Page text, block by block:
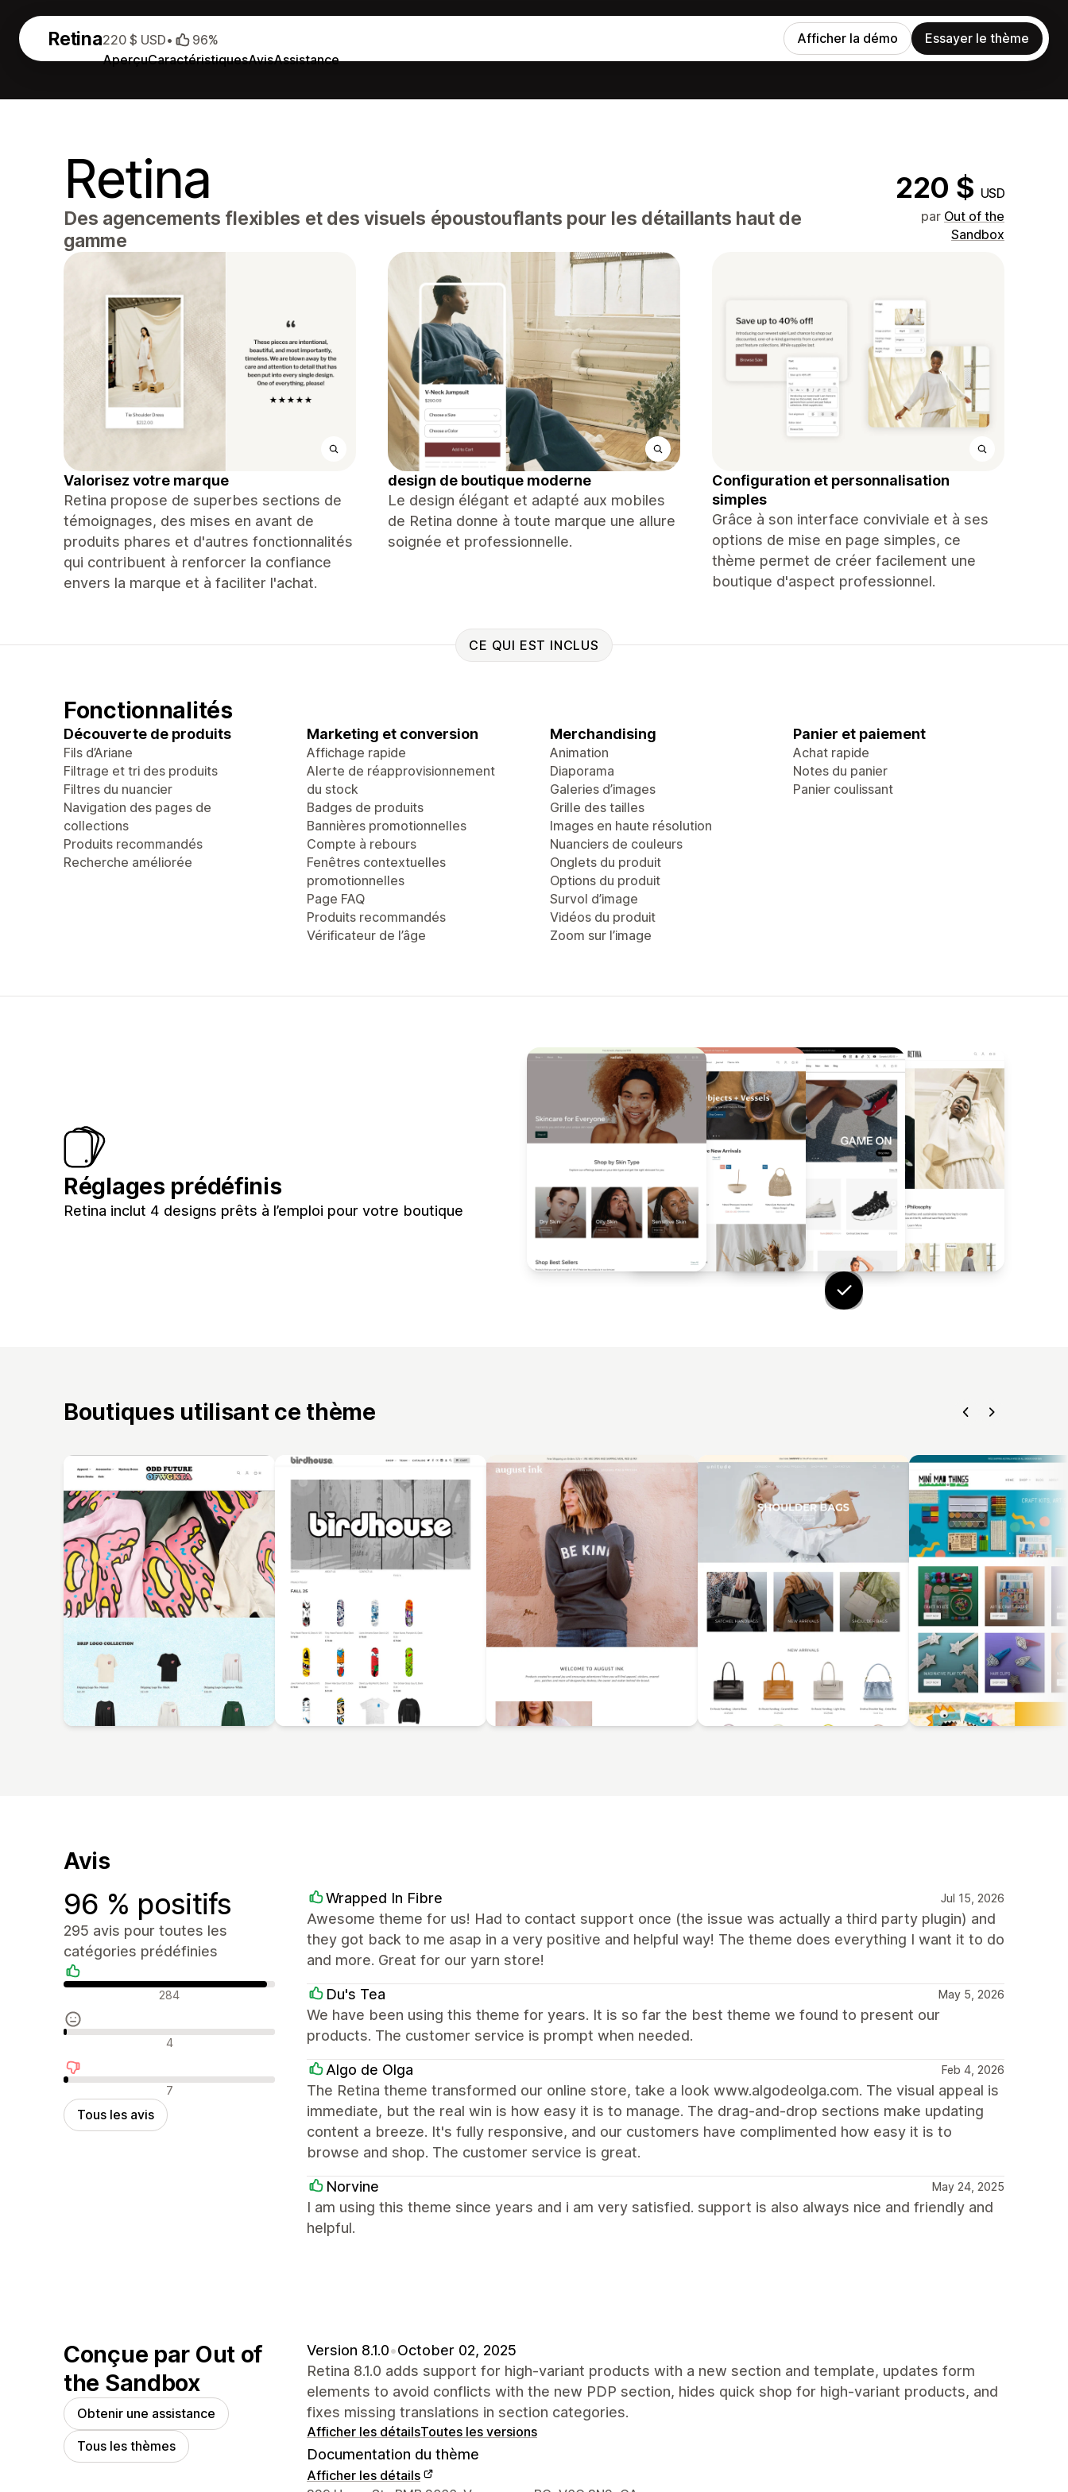
Retina
AperçuCaractéristiquesAvisAssistance
220 $ USD• 96% Afficher la démo Essayer le thème
Retina 220 $ USD
Des agencements flexibles et des visuels époustouflants pour les détaillants haut de
gamme
par Out of the
Sandbox
Valorisez votre marque
Retina propose de superbes sections de
témoignages, des mises en avant de
produits phares et d'autres fonctionnalités
qui contribuent à renforcer la confiance
envers la marque et à faciliter l'achat.
design de boutique moderne
Le design élégant et adapté aux mobiles
de Retina donne à toute marque une allure
soignée et professionnelle.
Configuration et personnalisation
simples
Grâce à son interface conviviale et à ses
options de mise en page simples, ce
thème permet de créer facilement une
boutique d'aspect professionnel.
CE QUI EST INCLUS
Fonctionnalités
Découverte de produits
Fils d’Ariane
Filtrage et tri des produits
Filtres du nuancier
Navigation des pages de
collections
Produits recommandés
Recherche améliorée
Marketing et conversion
Affichage rapide
Alerte de réapprovisionnement
du stock
Badges de produits
Bannières promotionnelles
Compte à rebours
Fenêtres contextuelles
promotionnelles
Page FAQ
Produits recommandés
Vérificateur de l’âge
Merchandising
Animation
Diaporama
Galeries d’images
Grille des tailles
Images en haute résolution
Nuanciers de couleurs
Onglets du produit
Options du produit
Survol d’image
Vidéos du produit
Zoom sur l’image
Panier et paiement
Achat rapide
Notes du panier
Panier coulissant
Réglages prédéfinis
Retina inclut 4 designs prêts à l’emploi pour votre boutique
Boutiques utilisant ce thème
Avis
96 % positifs
295 avis pour toutes les
catégories prédéfinies
Avis positifs 284
Avis neutres 4
Avis négatifs 7
Tous les avis
Wrapped In Fibre Jul 15, 2026
Awesome theme for us! Had to contact support once (the issue was actually a third party plugin) and
they got back to me asap in a very positive and helpful way! The theme does everything I want it to do
and more. Great for our yarn store!
Du's Tea May 5, 2026
We have been using this theme for years. It is so far the best theme we found to present our
products. The customer service is prompt when needed.
Algo de Olga Feb 4, 2026
The Retina theme transformed our online store, take a look www.algodeolga.com. The visual appeal is
immediate, but the real win is how easy it is to manage. The drag-and-drop sections make updating
content a breeze. It's fully responsive, and our customers have complimented how easy it is to
browse and shop. The customer service is great.
Norvine May 24, 2025
I am using this theme since years and i am very satisfied. support is also always nice and friendly and
helpful.
Conçue par Out of
the Sandbox
Obtenir une assistance
Tous les thèmes
Version 8.1.0•October 02, 2025
Retina 8.1.0 adds support for high-variant products with a new section and template, updates form
elements to avoid conflicts with the new PDP section, hides quick shop for high-variant products, and
fixes missing translations in section categories.
Afficher les détailsToutes les versions
Documentation du thème
Afficher les détails